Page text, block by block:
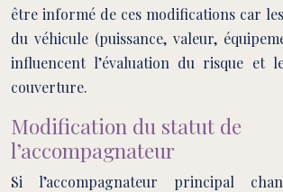
être informé de ces modifications car
du véhicule (puissance, valeur,
influencent l’évaluation du risque et
couverture.
Modification du statut de
l’accompagnateur
Si l’accompagnateur principal